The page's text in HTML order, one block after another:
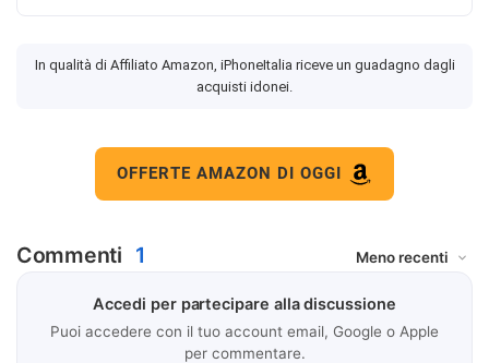
In qualità di Affiliato Amazon, iPhoneItalia riceve un guadagno dagli
acquisti idonei.
OFFERTE AMAZON DI OGGI
Commenti 1
Accedi per partecipare alla discussione
Puoi accedere con il tuo account email, Google o Apple
per commentare.